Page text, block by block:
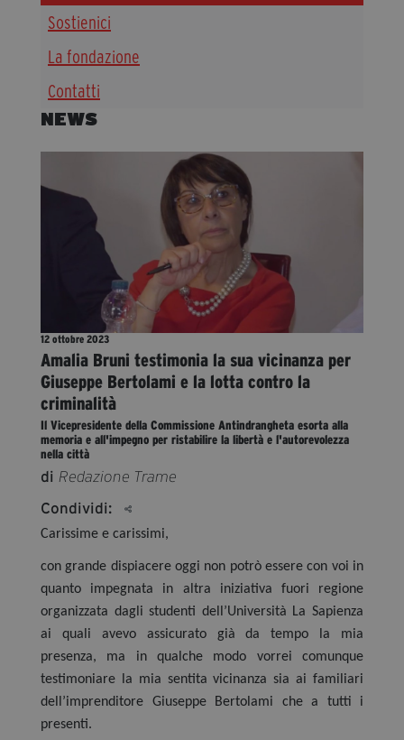
Diventa Partner
Dona
Fondazione Trame
Civico Trame
#Trameascuola
Visioni Civiche
Mostra 3D - Visioni Civiche
Il Diritto di Essere
Archivio Storico
Contatti
segreteria@tramefestival.it
info@tramefestival.it
+39 346 954 4078
NEWS
12 ottobre 2023
Amalia Bruni testimonia la sua vicinanza per
Giuseppe Bertolami e la lotta contro la
criminalità
Il Vicepresidente della Commissione Antindrangheta esorta alla
memoria e all'impegno per ristabilire la libertà e l'autorevolezza
nella città
di Redazione Trame
Condividi:
Carissime e carissimi,
con grande dispiacere oggi non potrò essere con voi in
quanto impegnata in altra iniziativa fuori regione
organizzata dagli studenti dell’Università La Sapienza
ai quali avevo assicurato già da tempo la mia
presenza, ma in qualche modo vorrei comunque
testimoniare la mia sentita vicinanza sia ai familiari
dell’imprenditore Giuseppe Bertolami che a tutti i
presenti.
Sostienici
La fondazione
Contatti